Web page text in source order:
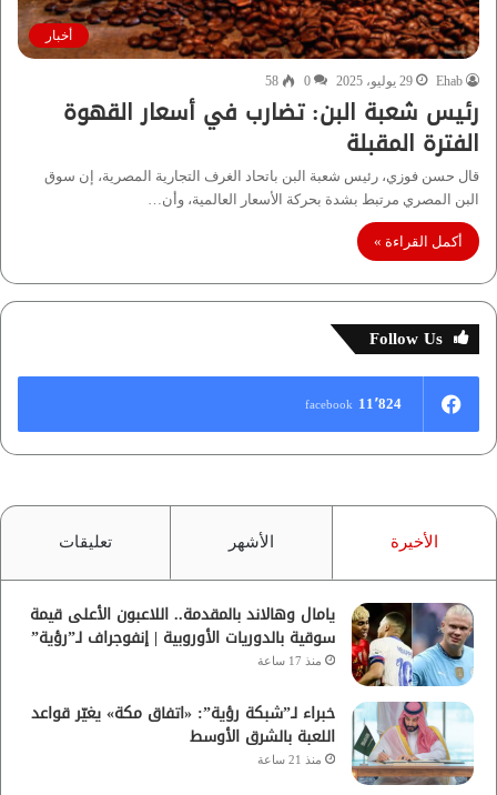
أخبار
Ehab 29 يوليو، 2025 0
58
رئيس شعبة البن: تضارب في أسعار القهوة
الفترة المقبلة
قال حسن فوزي، رئيس شعبة البن باتحاد الغرف التجارية المصرية، إن سوق
البن المصري مرتبط بشدة بحركة الأسعار العالمية، وأن…
أكمل القراءة »
Follow Us
11٬824 facebook
الأخيرة الأشهر تعليقات
يامال وهالاند بالمقدمة.. اللاعبون الأعلى قيمة
سوقية بالدوريات الأوروبية | إنفوجراف لـ”رؤية”
منذ 17 ساعة
خبراء لـ”شبكة رؤية”: «اتفاق مكة» يغيّر قواعد
اللعبة بالشرق الأوسط
منذ 21 ساعة